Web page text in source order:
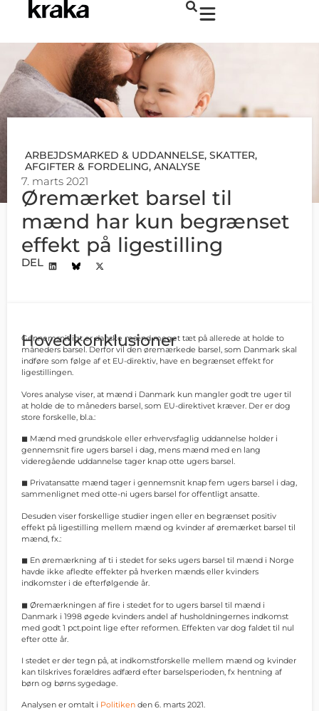
ARBEJDSMARKED & UDDANNELSE, SKATTER,
AFGIFTER & FORDELING, ANALYSE
7. marts 2021
Øremærket barsel til
mænd har kun begrænset
effekt på ligestilling
DEL
Hovedkonklusioner
Gennemsnitligt er danske mænd meget tæt på allerede at holde to
måneders barsel. Derfor vil den øremærkede barsel, som Danmark skal
indføre som følge af et EU-direktiv, have en begrænset effekt for
ligestillingen.
Vores analyse viser, at mænd i Danmark kun mangler godt tre uger til
at holde de to måneders barsel, som EU-direktivet kræver. Der er dog
store forskelle, bl.a.:
◼ Mænd med grundskole eller erhvervsfaglig uddannelse holder i
gennemsnit fire ugers barsel i dag, mens mænd med en lang
videregående uddannelse tager knap otte ugers barsel.
◼ Privatansatte mænd tager i gennemsnit knap fem ugers barsel i dag,
sammenlignet med otte-ni ugers barsel for offentligt ansatte.
Desuden viser forskellige studier ingen eller en begrænset positiv
effekt på ligestilling mellem mænd og kvinder af øremærket barsel til
mænd, fx.:
◼ En øremærkning af ti i stedet for seks ugers barsel til mænd i Norge
havde ikke afledte effekter på hverken mænds eller kvinders
indkomster i de efterfølgende år.
◼ Øremærkningen af fire i stedet for to ugers barsel til mænd i
Danmark i 1998 øgede kvinders andel af husholdningernes indkomst
med godt 1 pct.point lige efter reformen. Effekten var dog faldet til nul
efter otte år.
I stedet er der tegn på, at indkomstforskelle mellem mænd og kvinder
kan tilskrives forældres adfærd efter barselsperioden, fx hentning af
børn og børns sygedage.
Analysen er omtalt i Politiken den 6. marts 2021.